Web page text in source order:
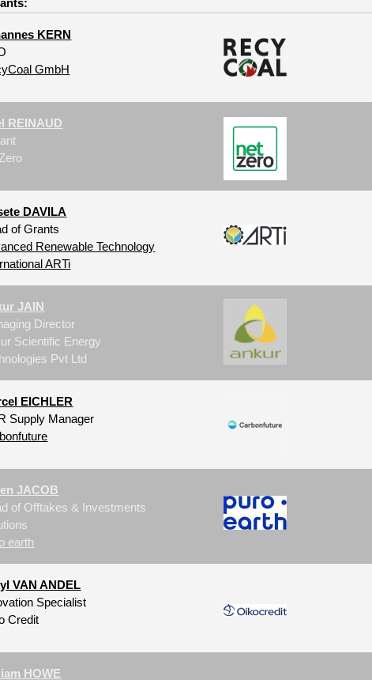
KERN
GmbH
REINAUD
DAVILA
of Grants
Renewable Technology
ARTi
JAIN
Director
Scientific Energy
Pvt Ltd
EICHLER
Supply Manager
JACOB
of Offtakes & Investments
earth
VAN ANDEL
Specialist
Credit
HOWE